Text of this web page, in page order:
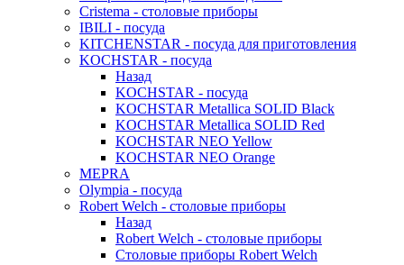
Cristema - столовые приборы
IBILI - посуда
KITCHENSTAR - посуда для приготовления
KOCHSTAR - посуда
Назад
KOCHSTAR - посуда
KOCHSTAR Metallica SOLID Black
KOCHSTAR Metallica SOLID Red
KOCHSTAR NEO Yellow
KOCHSTAR NEO Orange
MEPRA
Olympia - посуда
Robert Welch - столовые приборы
Назад
Robert Welch - столовые приборы
Столовые приборы Robert Welch